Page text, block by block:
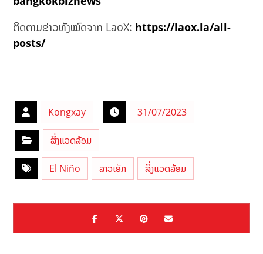
ຕິດຕາມຂ່າວທັງໝົດຈາກ LaoX: https://laox.la/all-
posts/
Kongxay 31/07/2023
ສິ່ງແວດລ້ອມ
El Niño ລາວເອັກ ສິ່ງແວດລ້ອມ